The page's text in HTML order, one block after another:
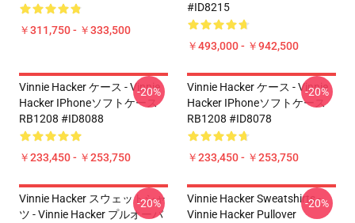
￥311,750 - ￥333,500
#ID8215
￥493,000 - ￥942,500
Vinnie Hacker ケース - Vinnie
Hacker IPhoneソフトケース
RB1208 #ID8088
￥233,450 - ￥253,750
-20%
Vinnie Hacker ケース - Vinnie
Hacker IPhoneソフトケース
RB1208 #ID8078
￥233,450 - ￥253,750
-20%
Vinnie Hacker スウェットシャ
ツ - Vinnie Hacker プルオーバ
-20%
Vinnie Hacker Sweatshirts -
Vinnie Hacker Pullover
-20%